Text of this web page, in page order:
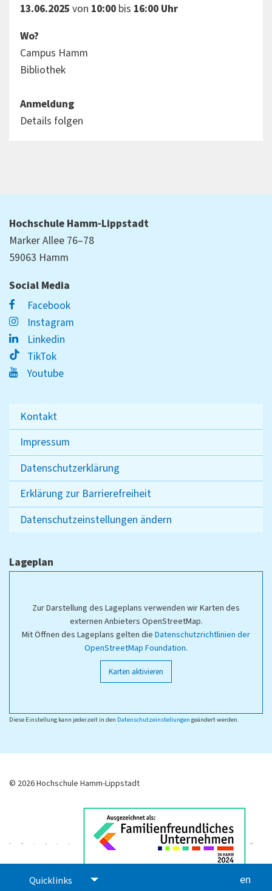
Quicklinks en
13.06.2025 von 10:00bis 16:00 Uhr
Wo?
Campus Hamm
Bibliothek
Anmeldung
Details folgen
Hochschule Hamm-Lippstadt
Marker Allee 76–78
59063 Hamm
Social Media
Facebook
Instagram
Linkedin
TikTok
Youtube
Kontakt
Impressum
Datenschutzerklärung
Erklärung zur Barrierefreiheit
Datenschutzeinstellungen ändern
Lageplan
Zur Darstellung des Lageplans verwenden wir Karten des
externen Anbieters OpenStreetMap.
Mit Öffnen des Lageplans gelten die Datenschutzrichtlinien der
OpenStreetMap Foundation.
Karten aktivieren
Diese Einstellung kann jederzeit in den Datenschutzeinstellungen geändert werden.
© 2026 Hochschule Hamm-Lippstadt